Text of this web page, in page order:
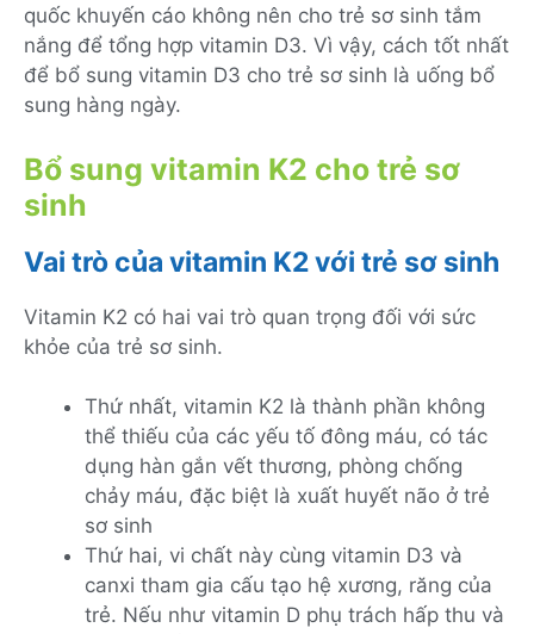
quốc khuyến cáo không nên cho trẻ sơ sinh tắm
nắng để tổng hợp vitamin D3. Vì vậy, cách tốt nhất
để bổ sung vitamin D3 cho trẻ sơ sinh là uống bổ
sung hàng ngày.
Bổ sung vitamin K2 cho trẻ sơ
sinh
Vai trò của vitamin K2 với trẻ sơ sinh
Vitamin K2 có hai vai trò quan trọng đối với sức
khỏe của trẻ sơ sinh.
Thứ nhất, vitamin K2 là thành phần không
thể thiếu của các yếu tố đông máu, có tác
dụng hàn gắn vết thương, phòng chống
chảy máu, đặc biệt là xuất huyết não ở trẻ
sơ sinh
Thứ hai, vi chất này cùng vitamin D3 và
canxi tham gia cấu tạo hệ xương, răng của
trẻ. Nếu như vitamin D phụ trách hấp thu và